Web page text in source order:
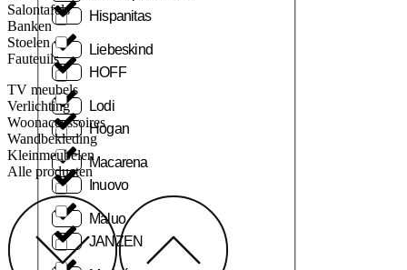
Liebeskind
Lodi
Macarena
Maluo
Hispanitas
HOFF
Hogan
Inuovo
JANZEN
Salontafels
Banken
Stoelen
Fauteuils
TV meubels
Verlichting
Woonaccessoires
Wandbekleding
Kleinmeubelen
Alle producten